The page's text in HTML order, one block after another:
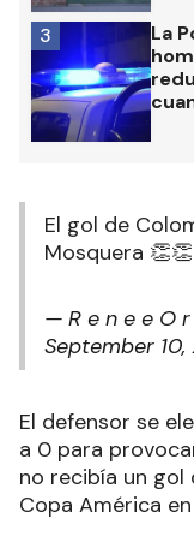
La
3
El gol de
Mosquera 👏👏
— R e n e e O r
September
El defensor se
a 0 para
no recibía un gol
Copa América